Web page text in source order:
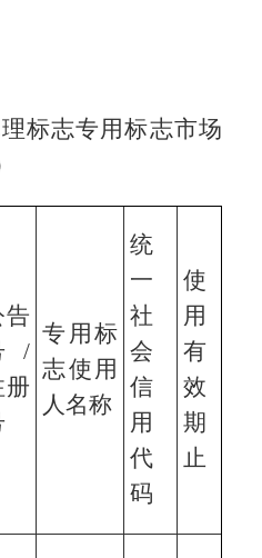
标志专用标志市场
告
/
册
专用标
志使用
人名称
统
一
社
会
信
用
代
码
使
用
有
效
期
止